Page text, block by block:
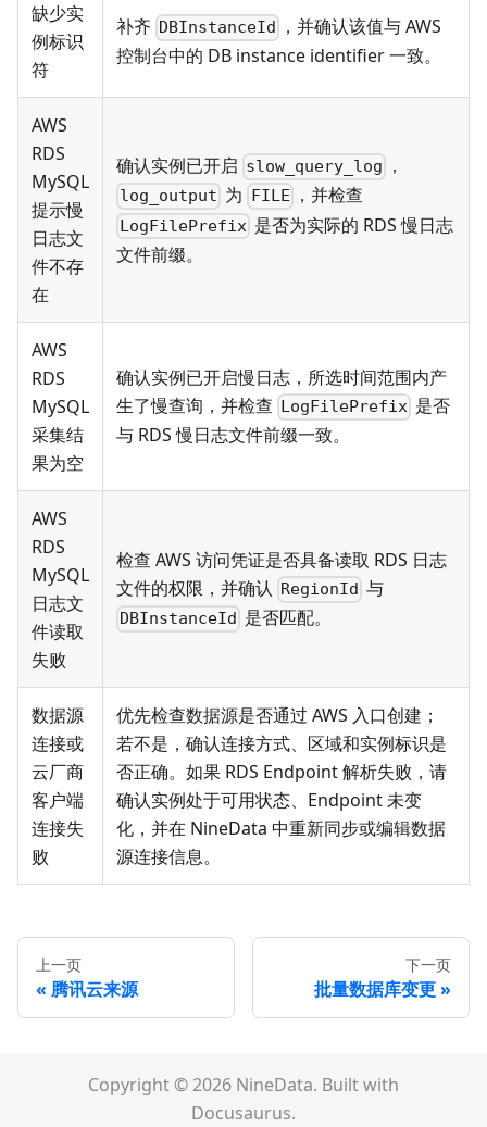
缺少实
例标识
符
补齐 DBInstanceId
，并确认该值与 AWS
控制台中的 DB instance identifier 一致。
AWS
RDS
MySQL
提示慢
日志文
件不存
在
确认实例已开启 slow_query_log ，
log_output 为 FILE ，并检查
LogFilePrefix 是否为实际的 RDS 慢日志
文件前缀。
AWS
RDS
MySQL
采集结
果为空
确认实例已开启慢日志，所选时间范围内产
生了慢查询，并检查
LogFilePrefix 是否
与 RDS 慢日志文件前缀一致。
AWS
RDS
MySQL
日志文
件读取
失败
检查 AWS 访问凭证是否具备读取 RDS 日志
文件的权限，并确认
RegionId 与
DBInstanceId 是否匹配。
数据源
连接或
云厂商
客户端
连接失
败
优先检查数据源是否通过 AWS 入口创建；
若不是，确认连接方式、区域和实例标识是
否正确。如果 RDS Endpoint 解析失败，请
确认实例处于可用状态、Endpoint 未变
化，并在 NineData 中重新同步或编辑数据
源连接信息。
上一页
腾讯云来源
下一页
批量数据库变更
Copyright © 2026 NineData. Built with
Docusaurus.